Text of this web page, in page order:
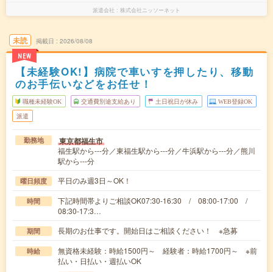
派遣会社 株式会社ニッソーネット
未読
NEW
掲載日 2026/08/08
【未経験OK!】病院で車いすを押したり、移動
のお手伝いなどをお任せ！
職種未経験OK 交通費別途支給あり 土日祝日が休み WEB登録OK
派遣
勤務地 東京都福生市
福生駅から---分／東福生駅から---分／牛浜駅から---分／熊川
駅から---分
曜日頻度 平日のみ週3日～OK！
時間
下記時間帯よりご相談OK07:30-16:30 / 08:00-17:00 /
08:30-17:3…
期間 長期のお仕事です。開始日はご相談ください！ ※急募
時給
無資格未経験：時給1500円～ 経験者：時給1700円～ ※前
払い・日払い・週払いOK